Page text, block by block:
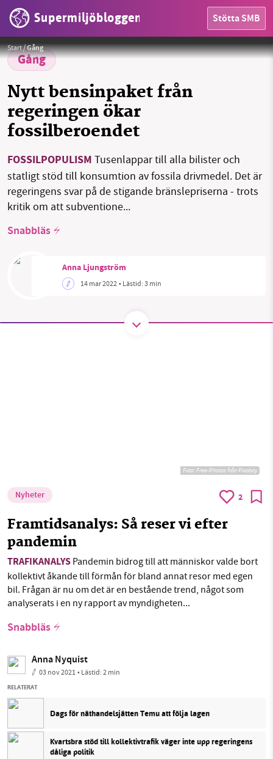
Supermiljöbloggen Stötta SMB
HEM
OMRÅDEN
MILJÖFAKTA
Sök Sparade inlägg Tipsa oss
Start/Gång
Gång
Nytt bensinpaket från
regeringen ökar
fossilberoendet
FOSSILPOPULISM Tusenlappar till alla bilister och
statligt stöd till konsumtion av fossila drivmedel. Det är
regeringens svar på de stigande bränslepriserna - trots
kritik om att subventione...
Snabbläs
Anna Ljungström
14 mar 2022• Lästid:3 min
Jacek Dylag / Unsplash License
Foto:Free-Photos från Pixabay
Nyheter 2
Framtidsanalys: Så reser vi efter
pandemin
TRAFIKANALYS Pandemin bidrog till att människor valde bort
kollektivt åkande till förmån för bland annat resor med egen
bil. Frågan är nu om det är en bestående trend, något som
analyserats i en ny rapport av myndigheten...
Snabbläs
Anna Nyquist
03 nov 2021• Lästid:2 min
RELATERAT
Dags för näthandelsjätten Temu att följa lagen
Kvartsbra stöd till kollektivtrafik väger inte upp regeringens
dåliga politik
SMB kämpar för en hållbar framtid. Sedan